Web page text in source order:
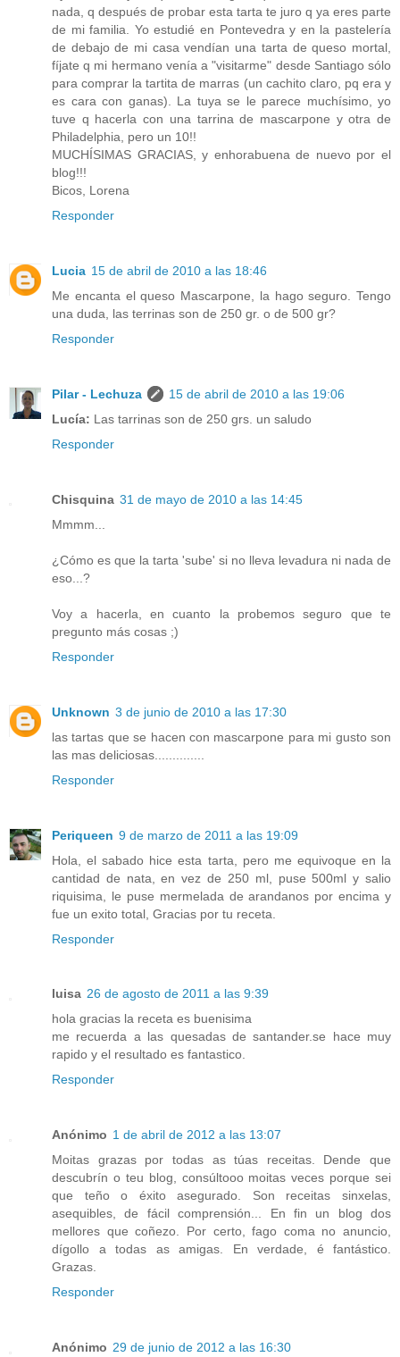
nada, q después de probar esta tarta te juro q ya eres parte
de mi familia. Yo estudié en Pontevedra y en la pastelería
de debajo de mi casa vendían una tarta de queso mortal,
fíjate q mi hermano venía a "visitarme" desde Santiago sólo
para comprar la tartita de marras (un cachito claro, pq era y
es cara con ganas). La tuya se le parece muchísimo, yo
tuve q hacerla con una tarrina de mascarpone y otra de
Philadelphia, pero un 10!!
MUCHÍSIMAS GRACIAS, y enhorabuena de nuevo por el
blog!!!
Bicos, Lorena
Responder
Lucia 15 de abril de 2010 a las 18:46
Me encanta el queso Mascarpone, la hago seguro. Tengo
una duda, las terrinas son de 250 gr. o de 500 gr?
Responder
Pilar - Lechuza
15 de abril de 2010 a las 19:06
Lucía: Las tarrinas son de 250 grs. un saludo
Responder
Chisquina 31 de mayo de 2010 a las 14:45
Mmmm...
¿Cómo es que la tarta 'sube' si no lleva levadura ni nada de
eso...?
Voy a hacerla, en cuanto la probemos seguro que te
pregunto más cosas ;)
Responder
Unknown 3 de junio de 2010 a las 17:30
las tartas que se hacen con mascarpone para mi gusto son
las mas deliciosas..............
Responder
Periqueen 9 de marzo de 2011 a las 19:09
Hola, el sabado hice esta tarta, pero me equivoque en la
cantidad de nata, en vez de 250 ml, puse 500ml y salio
riquisima, le puse mermelada de arandanos por encima y
fue un exito total, Gracias por tu receta.
Responder
luisa 26 de agosto de 2011 a las 9:39
hola gracias la receta es buenisima
me recuerda a las quesadas de santander.se hace muy
rapido y el resultado es fantastico.
Responder
Anónimo 1 de abril de 2012 a las 13:07
Moitas grazas por todas as túas receitas. Dende que
descubrín o teu blog, consúltooo moitas veces porque sei
que teño o éxito asegurado. Son receitas sinxelas,
asequibles, de fácil comprensión... En fin un blog dos
mellores que coñezo. Por certo, fago coma no anuncio,
dígollo a todas as amigas. En verdade, é fantástico.
Grazas.
Responder
Anónimo 29 de junio de 2012 a las 16:30